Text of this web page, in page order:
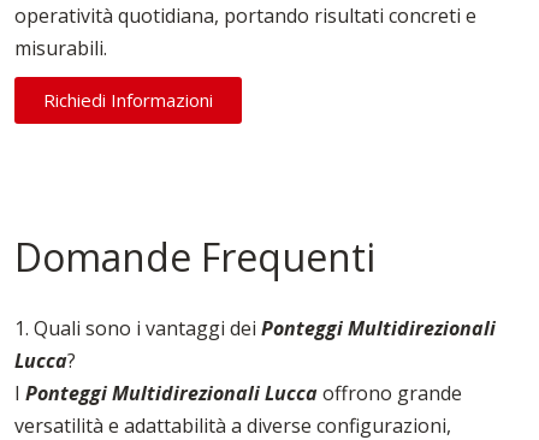
operatività quotidiana, portando risultati concreti e
misurabili.
Richiedi Informazioni
Domande Frequenti
1. Quali sono i vantaggi dei Ponteggi Multidirezionali
Lucca?
I Ponteggi Multidirezionali Luccaoffrono grande
versatilità e adattabilità a diverse configurazioni,